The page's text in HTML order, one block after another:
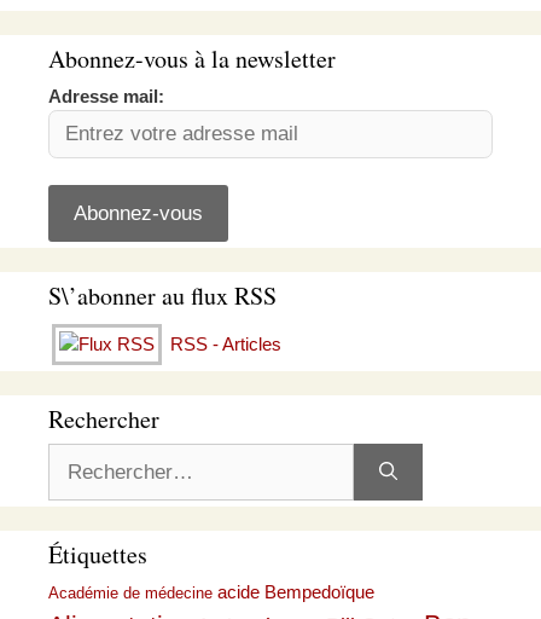
Abonnez-vous à la newsletter
Adresse mail:
S\’abonner au flux RSS
RSS - Articles
Rechercher
Étiquettes
Académie de médecine acide Bempedoïque